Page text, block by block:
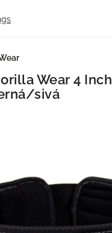
Wear 4 Inch
sivá